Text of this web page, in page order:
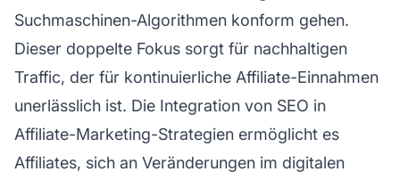
Suchmaschinen-Algorithmen konform gehen.
Dieser doppelte Fokus sorgt für nachhaltigen
Traffic, der für kontinuierliche Affiliate-Einnahmen
unerlässlich ist. Die Integration von SEO in
Affiliate-Marketing-Strategien ermöglicht es
Affiliates, sich an Veränderungen im digitalen